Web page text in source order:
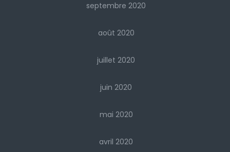
septembre 2020
août 2020
juillet 2020
juin 2020
mai 2020
avril 2020